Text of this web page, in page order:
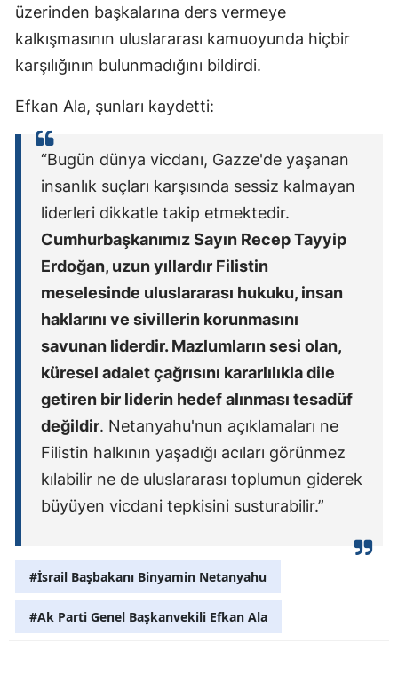
Kars
Kırşehir
Konya
Kütahya
Mardin
Muğla
Nevşehir
üzerinden başkalarına ders vermeye
kalkışmasının uluslararası kamuoyunda hiçbir
karşılığının bulunmadığını bildirdi.
Efkan Ala, şunları kaydetti:
“Bugün dünya vicdanı, Gazze'de yaşanan
insanlık suçları karşısında sessiz kalmayan
liderleri dikkatle takip etmektedir.
Cumhurbaşkanımız Sayın Recep Tayyip
Erdoğan, uzun yıllardır Filistin
meselesinde uluslararası hukuku, insan
haklarını ve sivillerin korunmasını
savunan liderdir. Mazlumların sesi olan,
küresel adalet çağrısını kararlılıkla dile
getiren bir liderin hedef alınması tesadüf
değildir. Netanyahu'nun açıklamaları ne
Filistin halkının yaşadığı acıları görünmez
kılabilir ne de uluslararası toplumun giderek
büyüyen vicdani tepkisini susturabilir.”
#İsrail Başbakanı Binyamin Netanyahu
#Ak Parti Genel Başkanvekili Efkan Ala